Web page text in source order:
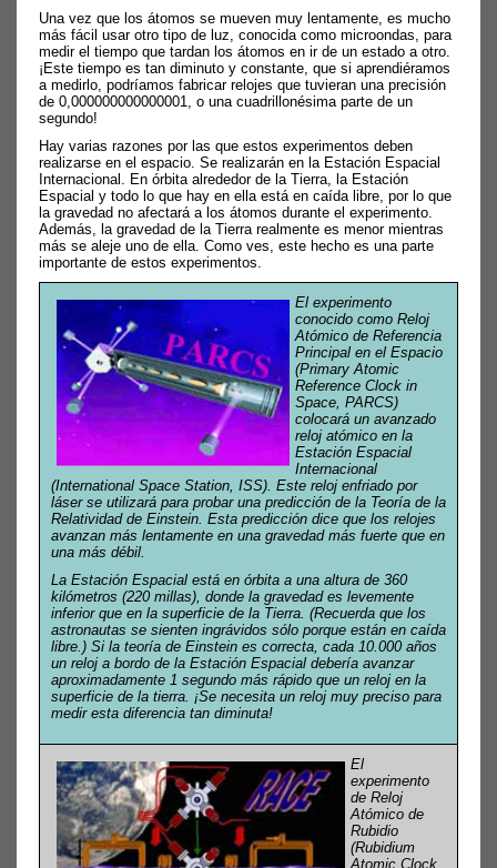
Una vez que los átomos se mueven muy lentamente, es mucho
más fácil usar otro tipo de luz, conocida como microondas, para
medir el tiempo que tardan los átomos en ir de un estado a otro.
¡Este tiempo es tan diminuto y constante, que si aprendiéramos
a medirlo, podríamos fabricar relojes que tuvieran una precisión
de 0,000000000000001, o una cuadrillonésima parte de un
segundo!
Hay varias razones por las que estos experimentos deben
realizarse en el espacio. Se realizarán en la Estación Espacial
Internacional. En órbita alrededor de la Tierra, la Estación
Espacial y todo lo que hay en ella está en caída libre, por lo que
la gravedad no afectará a los átomos durante el experimento.
Además, la gravedad de la Tierra realmente es menor mientras
más se aleje uno de ella. Como ves, este hecho es una parte
importante de estos experimentos.
El experimento
conocido como Reloj
Atómico de Referencia
Principal en el Espacio
(Primary Atomic
Reference Clock in
Space, PARCS)
colocará un avanzado
reloj atómico en la
Estación Espacial
Internacional
(International Space Station, ISS). Este reloj enfriado por
láser se utilizará para probar una predicción de la Teoría de la
Relatividad de Einstein. Esta predicción dice que los relojes
avanzan más lentamente en una gravedad más fuerte que en
una más débil.
La Estación Espacial está en órbita a una altura de 360
kilómetros (220 millas), donde la gravedad es levemente
inferior que en la superficie de la Tierra. (Recuerda que los
astronautas se sienten ingrávidos sólo porque están en caída
libre.) Si la teoría de Einstein es correcta, cada 10.000 años
un reloj a bordo de la Estación Espacial debería avanzar
aproximadamente 1 segundo más rápido que un reloj en la
superficie de la tierra. ¡Se necesita un reloj muy preciso para
medir esta diferencia tan diminuta!
El
experimento
de Reloj
Atómico de
Rubidio
(Rubidium
Atomic Clock